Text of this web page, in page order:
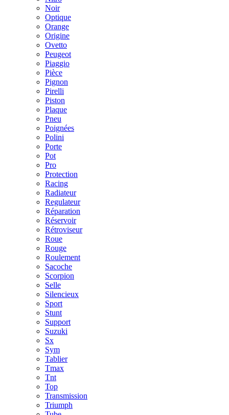
Noir
Optique
Orange
Origine
Ovetto
Peugeot
Piaggio
Pièce
Pignon
Pirelli
Piston
Plaque
Pneu
Poignées
Polini
Porte
Pot
Pro
Protection
Racing
Radiateur
Regulateur
Réparation
Réservoir
Rétroviseur
Roue
Rouge
Roulement
Sacoche
Scorpion
Selle
Silencieux
Sport
Stunt
Support
Suzuki
Sx
Sym
Tablier
Tmax
Tnt
Top
Transmission
Triumph